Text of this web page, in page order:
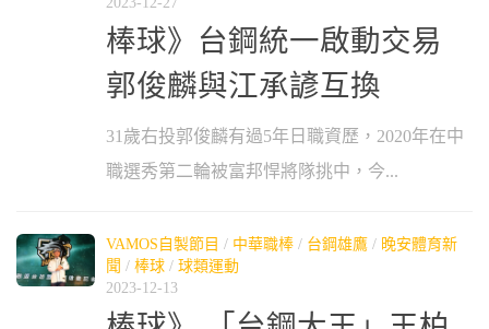
棒球》台鋼統一啟動交易
郭俊麟與江承諺互換
31歲右投郭俊麟有過5年日職資歷，2020年在中
職選秀第二輪被富邦悍將隊挑中，今...
VAMOS自製節目 / 中華職棒 / 台鋼雄鷹 / 晚安體育新
聞 / 棒球 / 球類運動
2023-12-13